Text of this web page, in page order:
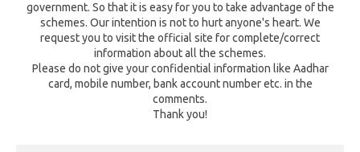
government. So that it is easy for you to take advantage of the
schemes. Our intention is not to hurt anyone's heart. We
request you to visit the official site for complete/correct
information about all the schemes.
Please do not give your confidential information like Aadhar
card, mobile number, bank account number etc. in the
comments.
Thank you!